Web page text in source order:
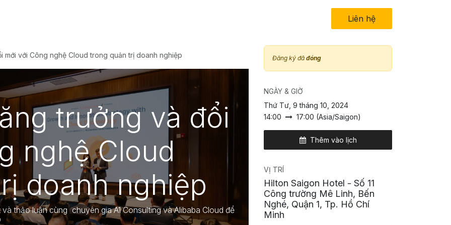
Liên hệ​
mới với Công nghệ Cloud trong quản trị doanh nghiệp
trưởng và đổi
nghệ Cloud
doanh nghiệp
thảo luận cùng chuyên gia A1 Consulting và Alibaba Cloud để
Đăng ký đã đóng
NGÀY & GIỜ
Thứ Tư, 9 tháng 10, 2024
14:00
17:00 (Asia/Saigon)
Thêm vào lịch
VỊ TRÍ
Hilton Saigon Hotel - Số 11
Công trường Mê Linh, Bến
Nghé, Quận 1, Tp. Hồ Chí
Minh